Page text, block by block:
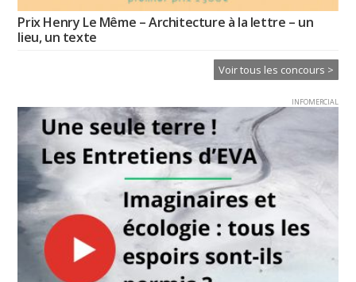
Prix Henry Le Même – Architecture à la lettre – un
lieu, un texte
Voir tous les concours >
INFOMERCIAL